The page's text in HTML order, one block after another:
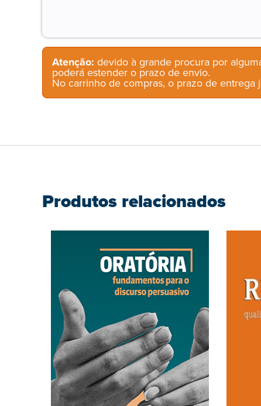
Atenção: devido à grande procura por
poderá estender o prazo de envio.
No carrinho de compras, o prazo de entrega
Produtos relacionados